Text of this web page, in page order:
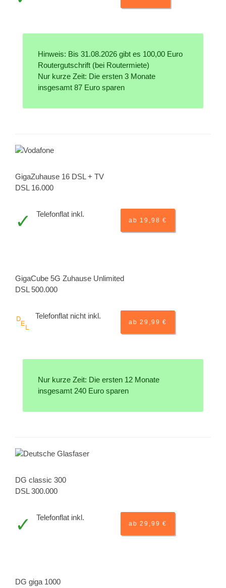
Hinweis: Bis 31.08.2026 gibt es 100,00 Euro
Routergutschrift (bei Routermiete)
Nur kurze Zeit: Die ersten 3 Monate
insgesamt 87 Euro sparen
GigaZuhause 16 DSL + TV
DSL 16.000
Telefonflat inkl.
ab 19,98 €
GigaCube 5G Zuhause Unlimited
DSL 500.000
Telefonflat nicht inkl.
ab 29,99 €
Nur kurze Zeit: Die ersten 12 Monate
insgesamt 240 Euro sparen
DG classic 300
DSL 300.000
Telefonflat inkl.
ab 29,99 €
DG giga 1000